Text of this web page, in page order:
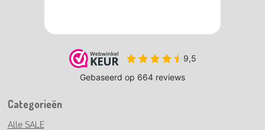
Categorieën
Alle SALE